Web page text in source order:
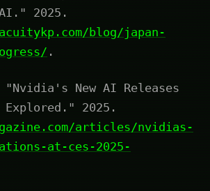
2025.
blog/japan-
.
"Nvidia's New AI Releases
Explored." 2025.
articles/nvidias-
at-ces-2025-